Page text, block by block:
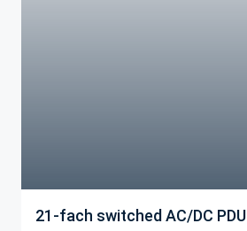
21-fach switched AC/DC PDU